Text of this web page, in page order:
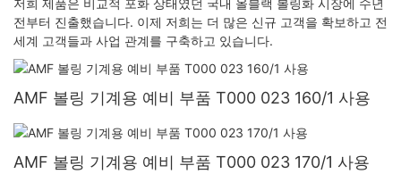
전부터 진출했습니다. 이제 저희는 더 많은 신규 고객을 확보하고 전
세계 고객들과 사업 관계를 구축하고 있습니다.
AMF 볼링 기계용 예비 부품 T000 023 160/1 사용
AMF 볼링 기계용 예비 부품 T000 023 170/1 사용